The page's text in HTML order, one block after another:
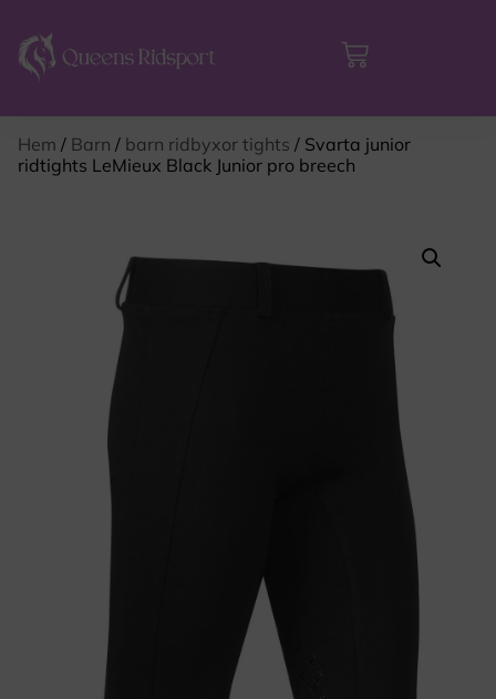
Hem / Barn / barn ridbyxor tights / Svarta junior
ridtights LeMieux Black Junior pro breech